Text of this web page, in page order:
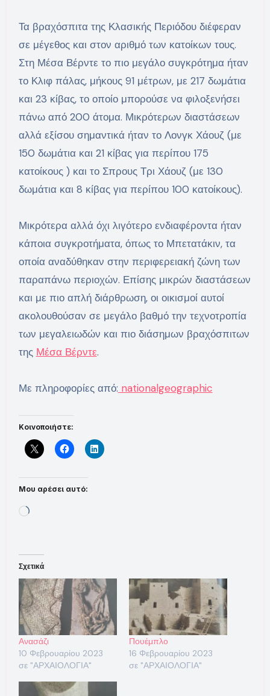
Τα βραχόσπιτα της Κλασικής Περιόδου διέφεραν
σε μέγεθος και στον αριθμό των κατοίκων τους.
Στη Μέσα Βέρντε το πιο μεγάλο συγκρότημα ήταν
το Κλιφ πάλας, μήκους 91 μέτρων, με 217 δωμάτια
και 23 κίβας, το οποίο μπορούσε να φιλοξενήσει
πάνω από 200 άτομα. Μικρότερων διαστάσεων
αλλά εξίσου σημαντικά ήταν το Λονγκ Χάουζ (με
150 δωμάτια και 21 κίβας για περίπου 175
κατοίκους ) και το Σπρους Τρι Χάουζ (με 130
δωμάτια και 8 κίβας για περίπου 100 κατοίκους).
Μικρότερα αλλά όχι λιγότερο ενδιαφέροντα ήταν
κάποια συγκροτήματα, όπως το Μπετατάκιν, τα
οποία αναδύθηκαν στην περιφερειακή ζώνη των
παραπάνω περιοχών. Επίσης μικρών διαστάσεων
και με πιο απλή διάρθρωση, οι οικισμοί αυτοί
ακολουθούσαν σε μεγάλο βαθμό την τεχνοτροπία
των μεγαλειωδών και πιο διάσημων βραχόσπιτων
της Μέσα Βέρντε.
Με πληροφορίες από: nationalgeographic
Κοινοποιήστε:
Μου αρέσει αυτό:
Loading…
Σχετικά
Ανασάζι
10 Φεβρουαρίου 2023
σε "ΑΡΧΑΙΟΛΟΓΙΑ"
Πουέμπλο
16 Φεβρουαρίου 2023
σε "ΑΡΧΑΙΟΛΟΓΙΑ"